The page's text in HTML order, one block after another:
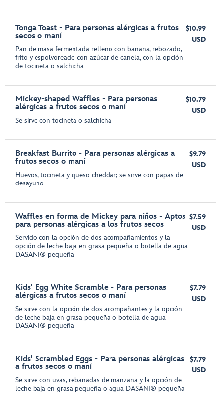
Tonga Toast - Para personas alérgicas a frutos
secos o maní
Pan de masa fermentada relleno con banana, rebozado,
frito y espolvoreado con azúcar de canela, con la opción
de tocineta o salchicha
$10.99
USD
Mickey-shaped Waffles - Para personas
alérgicas a frutos secos o maní
Se sirve con tocineta o salchicha
$10.79
USD
Breakfast Burrito - Para personas alérgicas a
frutos secos o maní
Huevos, tocineta y queso cheddar; se sirve con papas de
desayuno
$9.79
USD
Waffles en forma de Mickey para niños - Aptos
para personas alérgicas a los frutos secos
Servido con la opción de dos acompañamientos y la
opción de leche baja en grasa pequeña o botella de agua
DASANI® pequeña
$7.59
USD
Kids' Egg White Scramble - Para personas
alérgicas a frutos secos o maní
Se sirve con la opción de dos acompañantes y la opción
de leche baja en grasa pequeña o botella de agua
DASANI® pequeña
$7.79
USD
Kids' Scrambled Eggs - Para personas alérgicas
a frutos secos o maní
Se sirve con uvas, rebanadas de manzana y la opción de
leche baja en grasa pequeña o agua DASANI® pequeña
$7.79
USD